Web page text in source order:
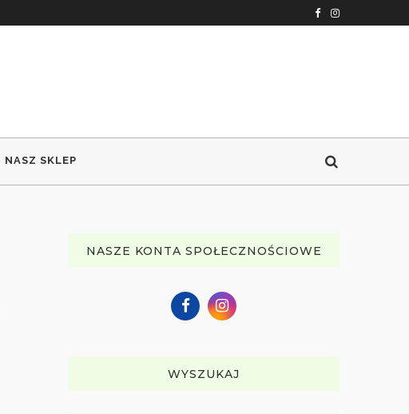
NASZ SKLEP
NASZE KONTA SPOŁECZNOŚCIOWE
WYSZUKAJ